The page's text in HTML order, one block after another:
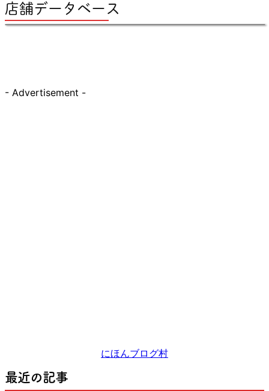
店舗データベース
- Advertisement -
にほんブログ村
最近の記事